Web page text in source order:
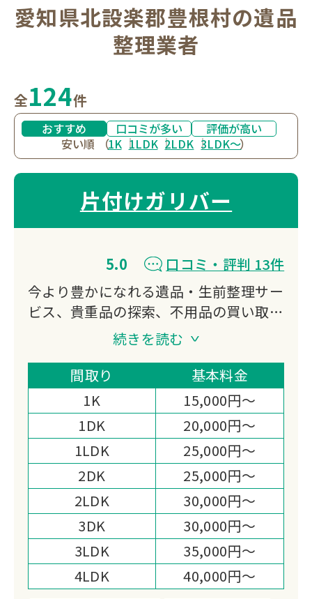
愛知県北設楽郡豊根村の遺品
整理業者
全124件
おすすめ 口コミが多い
評価が高い
安い順
（1K 1LDK 2LDK 3LDK〜）
片付けガリバー
5.0
口コミ・評判 13件
今より豊かになれる遺品・生前整理サー
ビス、貴重品の探索、不用品の買い取
り、特殊清掃、ゴミ屋敷対応などをご提
供する会社になります。
私たち片付けガリバーは「日本一真面目
な遺品整理業者｣である事を宣言しま
す。
続きを読む
間取り
基本料金
1K
15,000円～
1DK
20,000円～
1LDK
25,000円～
2DK
25,000円～
2LDK
30,000円～
3DK
30,000円～
3LDK
35,000円～
4LDK
40,000円～